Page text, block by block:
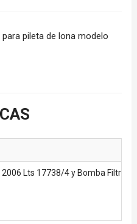
pileta de lona modelo
Lts 17738/4 y Bomba